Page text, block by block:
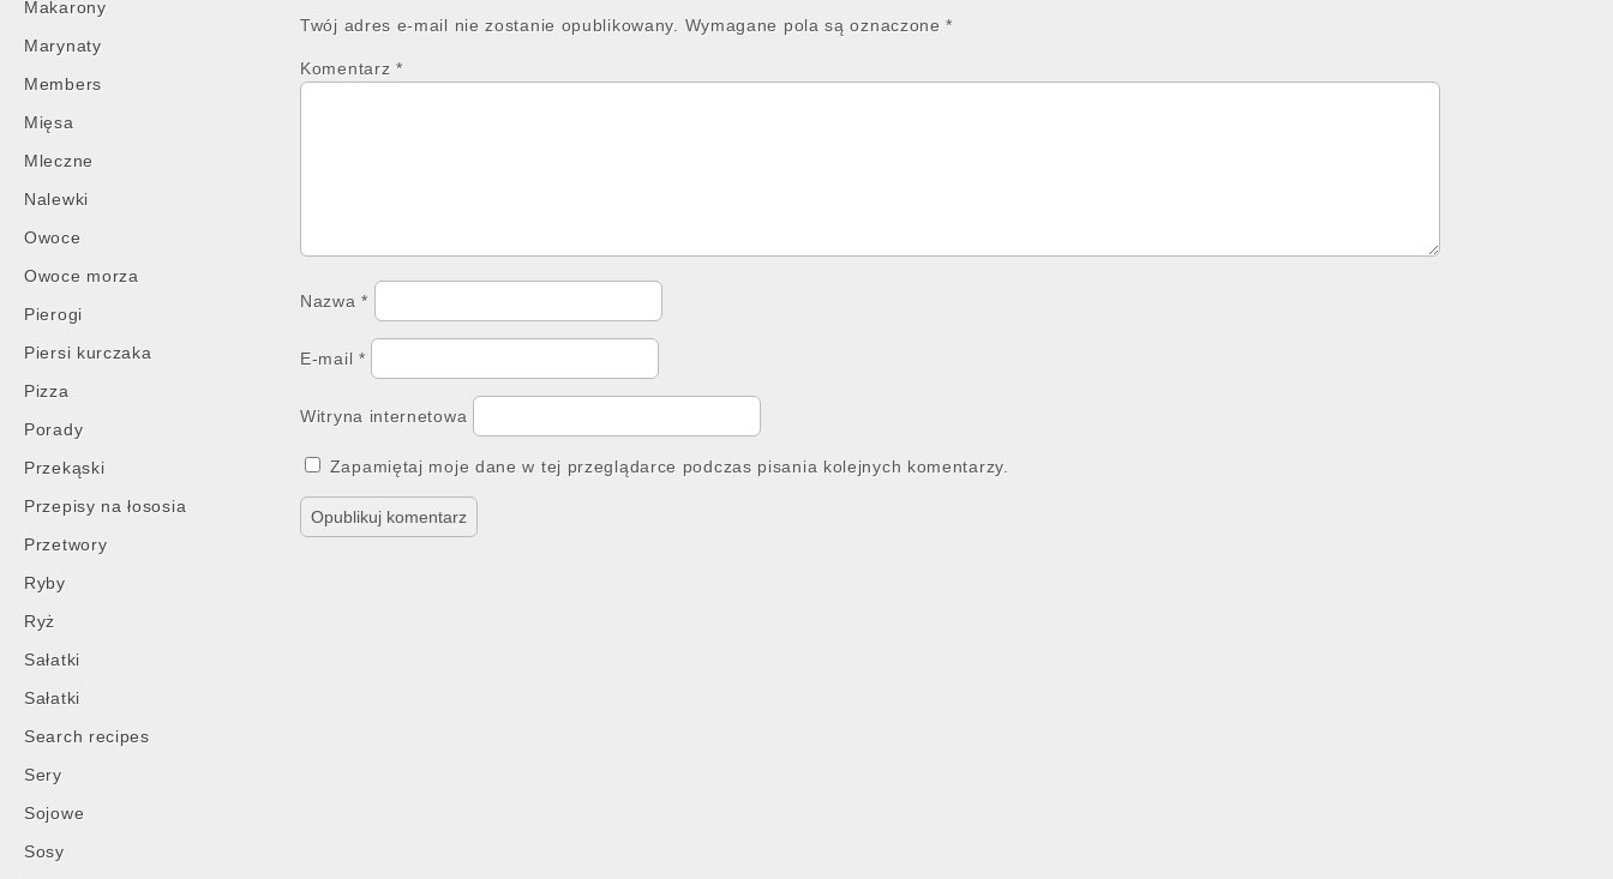
Makarony
Marynaty
Members
Mięsa
Mleczne
Nalewki
Owoce
Owoce morza
Pierogi
Piersi kurczaka
Pizza
Porady
Przekąski
Przepisy na łososia
Przetwory
Ryby
Ryż
Sałatki
Sałatki
Search recipes
Sery
Sojowe
Sosy
Twój adres e-mail nie zostanie opublikowany. Wymagane pola są oznaczone*
Komentarz *
Nazwa*
E-mail *
Witryna internetowa
Zapamiętaj moje dane w tej przeglądarce podczas pisania kolejnych komentarzy.